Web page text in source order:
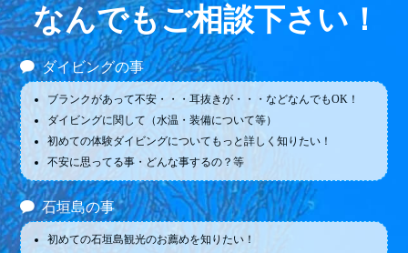
なんでもご相談下さい！
ダイビングの事
ブランクがあって不安・・・耳抜きが・・・などなんでもOK！
ダイビングに関して（水温・装備について等）
初めての体験ダイビングについてもっと詳しく知りたい！
不安に思ってる事・どんな事するの？等
石垣島の事
初めての石垣島観光のお薦めを知りたい！